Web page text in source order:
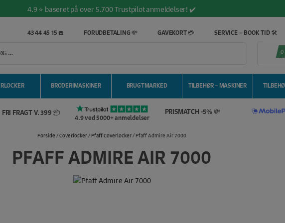
4.9 ⭐️ baseret på over 5.700 Trustpilot anmeldelser! ✔️
FRI FRAGT V. 399 📦
4.9 ved 5000+ anmeldelser
PRISMATCH -5% 💸
43 44 45 15 ☎️ FORUDBETALING 💸 GAVEKORT 💳 SERVICE – BOOK TID 🛠️
0
BRODERIMASKINER BRUGTMARKED TILBEHØR – MASKINER
Forside /Coverlocker/ Pfaff Coverlocker/ Pfaff Admire Air 7000
PFAFF ADMIRE AIR 7000